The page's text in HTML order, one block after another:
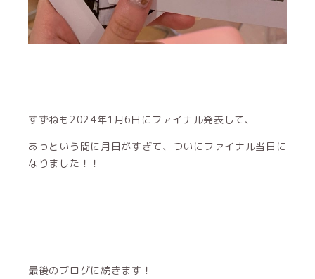
すずねも2024年1月6日にファイナル発表して、
あっという間に月日がすぎて、ついにファイナル当日に
なりました！！
最後のブログに続きます！